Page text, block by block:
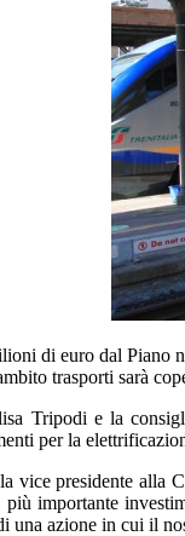
di euro dal Piano
trasporti sarà
Tripodi e la
per la
vice presidente alla
importante
una azione in cui il